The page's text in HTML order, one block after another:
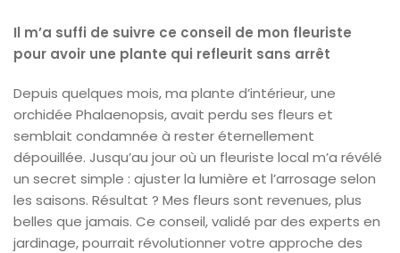
Il m’a suffi de suivre ce conseil de mon fleuriste
pour avoir une plante qui refleurit sans arrêt
Depuis quelques mois, ma plante d’intérieur, une
orchidée Phalaenopsis, avait perdu ses fleurs et
semblait condamnée à rester éternellement
dépouillée. Jusqu’au jour où un fleuriste local m’a révélé
un secret simple : ajuster la lumière et l’arrosage selon
les saisons. Résultat ? Mes fleurs sont revenues, plus
belles que jamais. Ce conseil, validé par des experts en
jardinage, pourrait révolutionner votre approche des